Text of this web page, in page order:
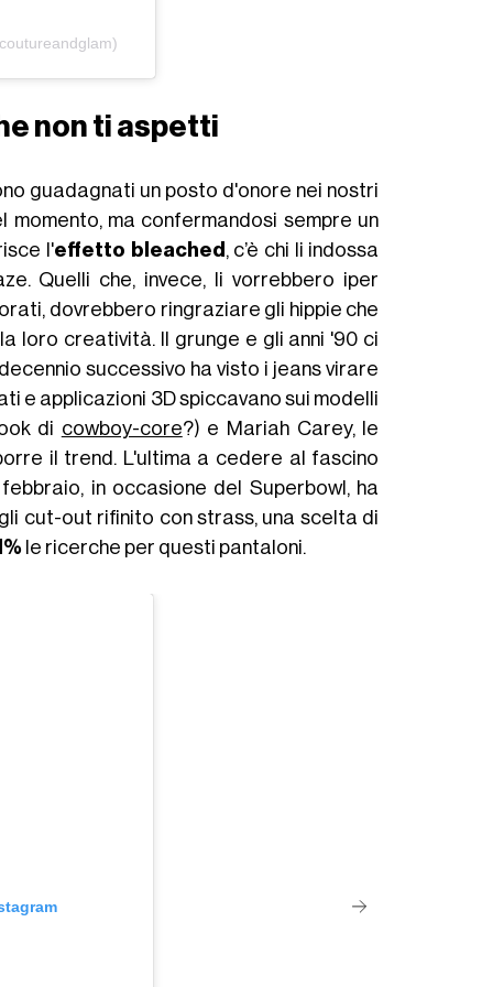
non ti aspetti
guadagnati un posto d'onore nei nostri
ma confermandosi sempre un
l'effetto bleached , c’è chi li indossa
Quelli che, invece, li vorrebbero iper
dovrebbero ringraziare gli hippie che
loro creatività. Il grunge e gli anni '90 ci
successivo ha visto i jeans virare
e applicazioni 3D spiccavano sui modelli
di cowboy-core?) e Mariah Carey, le
il trend. L'ultima a cedere al fascino
in occasione del Superbowl, ha
cut-out rifinito con strass, una scelta di
le ricerche per questi pantaloni.